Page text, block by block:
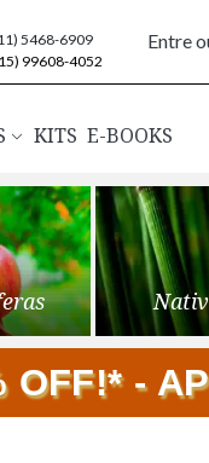
5468-6909
99608-4052
Entre
KITS E-BOOKS
OFF!* -